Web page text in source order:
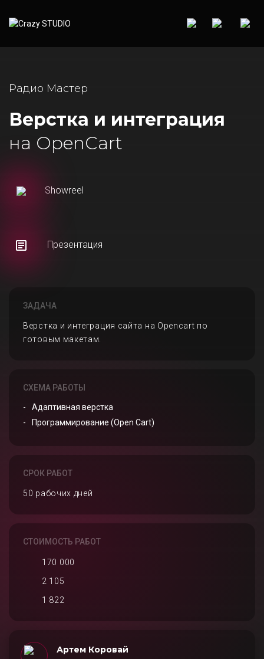
Радио Мастер
Верстка и интеграция
на OpenCart
Showreel
Презентация
ЗАДАЧА
Верстка и интеграция сайта на Opencart по
готовым макетам.
СХЕМА РАБОТЫ
Адаптивная верстка
Программирование (Open Cart)
СРОК РАБОТ
50 рабочих дней
СТОИМОСТЬ РАБОТ
170 000
2 105
1 822
Артем Коровай